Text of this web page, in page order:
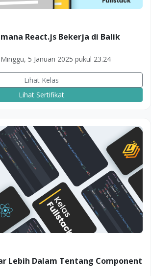
React.js Bekerja di Balik
Minggu, 5 Januari 2025 pukul 23.24
Lihat Kelas
Lihat Sertifikat
Lebih Dalam Tentang Component